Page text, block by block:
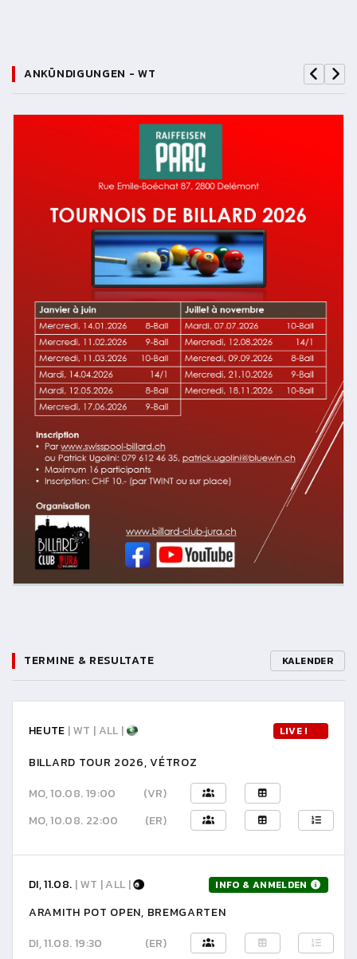
ANKÜNDIGUNGEN - WT
TERMINE & RESULTATE KALENDER
HEUTE | WT | ALL | LIVE !
BILLARD TOUR 2026, VÉTROZ
MO, 10.08. 19:00
(VR)
MO, 10.08. 22:00
(ER)
DI, 11.08. | WT | ALL | INFO & ANMELDEN
ARAMITH POT OPEN, BREMGARTEN
DI, 11.08. 19:30
(ER)